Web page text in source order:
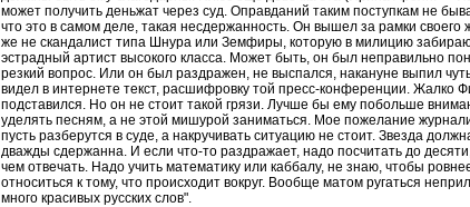
может получить деньжат через суд. Оправданий таким поступкам не
что это в самом деле, такая несдержанность. Он вышел за рамки своего
же не скандалист типа Шнура или Земфиры, которую в милицию
эстрадный артист высокого класса. Может быть, он был неправильно
резкий вопрос. Или он был раздражен, не выспался, накануне выпил
видел в интернете текст, расшифровку той пресс-конференции. Жалко
подставился. Но он не стоит такой грязи. Лучше бы ему побольше
уделять песням, а не этой мишурой заниматься. Мое пожелание
пусть разберутся в суде, а накручивать ситуацию не стоит. Звезда
дважды сдержанна. И если что-то раздражает, надо посчитать до
чем отвечать. Надо учить математику или каббалу, не знаю, чтобы
относиться к тому, что происходит вокруг. Вообще матом ругаться
много красивых русских слов".